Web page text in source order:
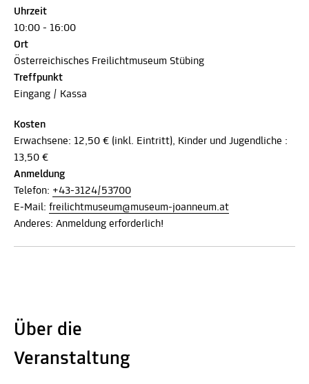
Uhrzeit
10:00 - 16:00
Ort
Österreichisches Freilichtmuseum Stübing
Treffpunkt
Eingang / Kassa
Kosten
Erwachsene: 12,50 € (inkl. Eintritt), Kinder und Jugendliche :
13,50 €
Anmeldung
Telefon: +43-3124/53700
E-Mail: freilichtmuseum@museum-joanneum.at
Anderes: Anmeldung erforderlich!
Über die
Veranstaltung